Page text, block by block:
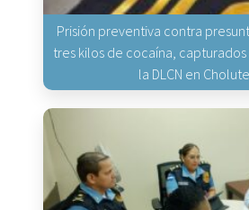
Prisión preventiva contra
tres kilos de cocaína,
la DLCN en